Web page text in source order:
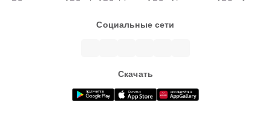
Социальные сети
Скачать